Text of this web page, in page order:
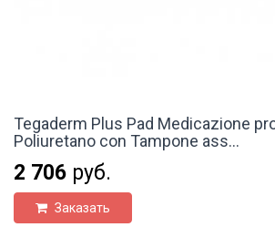
Tegaderm Plus Pad Medicazione
Poliuretano con Tampone ass...
2 706 руб.
Заказать